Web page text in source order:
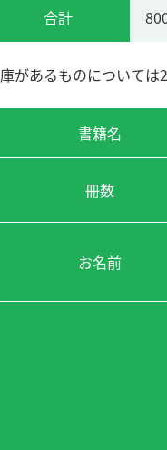
合計
があるものについては
書籍名
冊数
お名前